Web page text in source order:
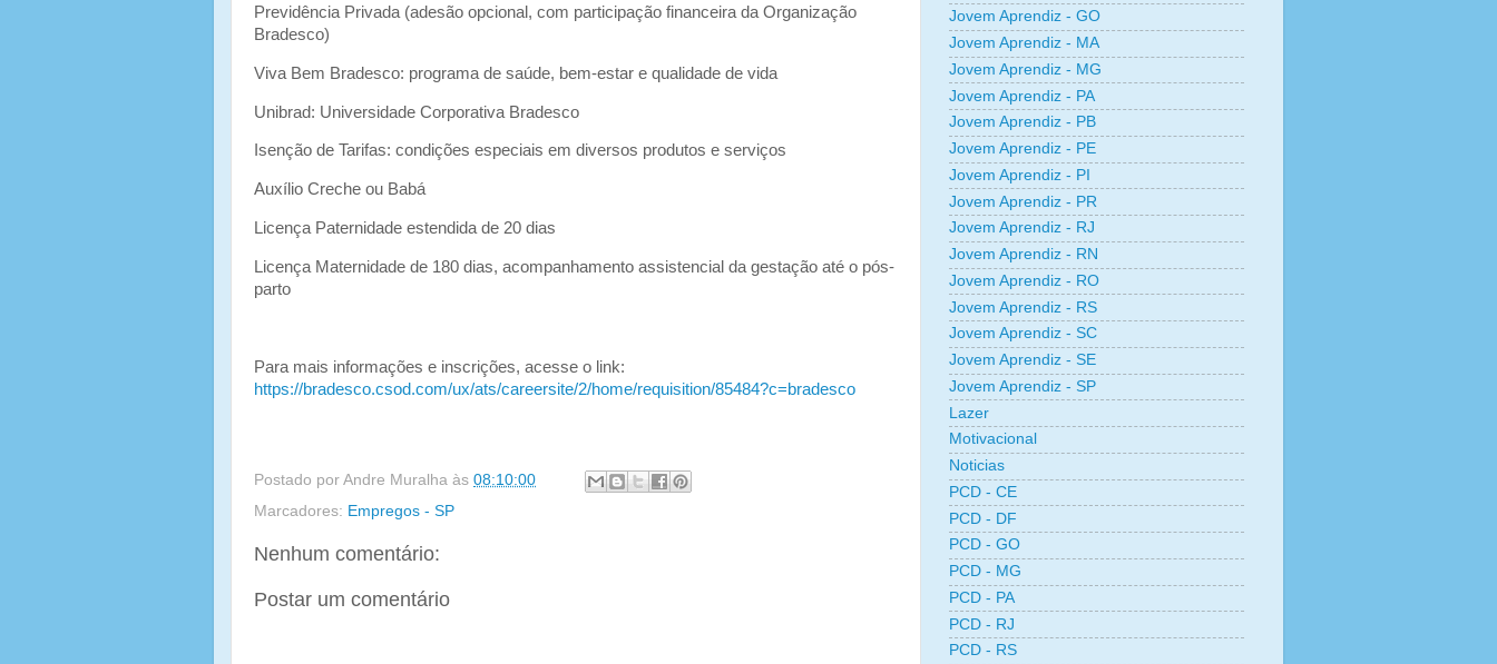
Previdência Privada (adesão opcional, com participação financeira da Organização
Bradesco)
Viva Bem Bradesco: programa de saúde, bem-estar e qualidade de vida
Unibrad: Universidade Corporativa Bradesco
Isenção de Tarifas: condições especiais em diversos produtos e serviços
Auxílio Creche ou Babá
Licença Paternidade estendida de 20 dias
Licença Maternidade de 180 dias, acompanhamento assistencial da gestação até o pós-
parto
Para mais informações e inscrições, acesse o link:
https://bradesco.csod.com/ux/ats/careersite/2/home/requisition/85484?c=bradesco
Postado por Andre Muralha às 08:10:00
Marcadores: Empregos - SP
Nenhum comentário:
Postar um comentário
Jovem Aprendiz - GO
Jovem Aprendiz - MA
Jovem Aprendiz - MG
Jovem Aprendiz - PA
Jovem Aprendiz - PB
Jovem Aprendiz - PE
Jovem Aprendiz - PI
Jovem Aprendiz - PR
Jovem Aprendiz - RJ
Jovem Aprendiz - RN
Jovem Aprendiz - RO
Jovem Aprendiz - RS
Jovem Aprendiz - SC
Jovem Aprendiz - SE
Jovem Aprendiz - SP
Lazer
Motivacional
Noticias
PCD - CE
PCD - DF
PCD - GO
PCD - MG
PCD - PA
PCD - RJ
PCD - RS